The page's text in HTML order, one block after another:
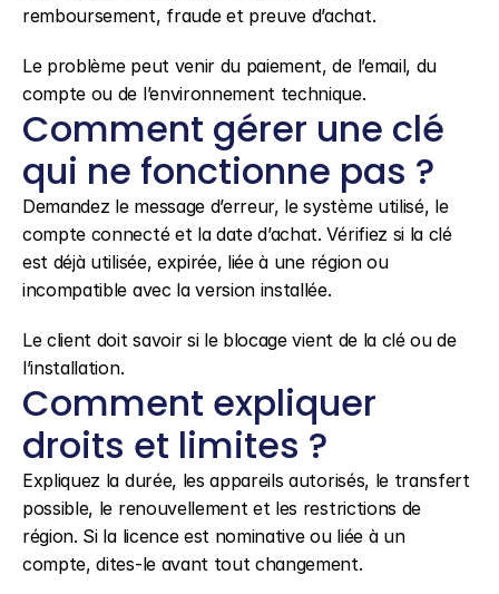
remboursement, fraude et preuve d’achat.
Le problème peut venir du paiement, de l’email, du
compte ou de l’environnement technique.
Comment gérer une clé
qui ne fonctionne pas ?
Demandez le message d’erreur, le système utilisé, le
compte connecté et la date d’achat. Vérifiez si la clé
est déjà utilisée, expirée, liée à une région ou
incompatible avec la version installée.
Le client doit savoir si le blocage vient de la clé ou de
l’installation.
Comment expliquer
droits et limites ?
Expliquez la durée, les appareils autorisés, le transfert
possible, le renouvellement et les restrictions de
région. Si la licence est nominative ou liée à un
compte, dites-le avant tout changement.